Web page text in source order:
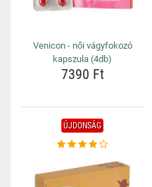
Venicon - női vágyfokozó
kapszula (4db)
7390 Ft
ÚJDONSÁG